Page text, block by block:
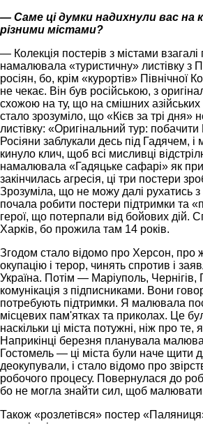
— Саме ці думки надихнули вас на
різними містами?
— Колекція постерів з містами
намалювала «туристичну» листівку з
росіян, бо, крім «курортів» Північної
не чекає. Він був російською, з
схожою на ту, що на смішних азійських
стало зрозуміло, що «Кієв за трі дня»
листівку: «Оригінальний тур:
Росіяни заблукали десь під Гадячем, і
кинуло клич, щоб всі мисливці
намалювала «Гадяцьке сафарі» як
закінчилась агресія, ці три постери
Зрозуміла, що не можу далі рухатись з
почала робити постери підтримки та
герої, що потерпали від бойових дій.
Харків, бо прожила там 14 років.
Згодом стало відомо про Херсон, про
окупацію і терор, чинять спротив і
Україна. Потім — Маріуполь, Чернігів,
комунікація з підписниками. Вони
потребують підтримки. Я малювала
місцевих пам'ятках та приколах. Це
наскільки ці міста потужні, ніж про
Наприкінці березня планувала
Гостомель — ці міста були наче щити
деокупували, і стало відомо про
робочого процесу. Повернулася до
бо не могла знайти сил, щоб
Також «розлетівся» постер